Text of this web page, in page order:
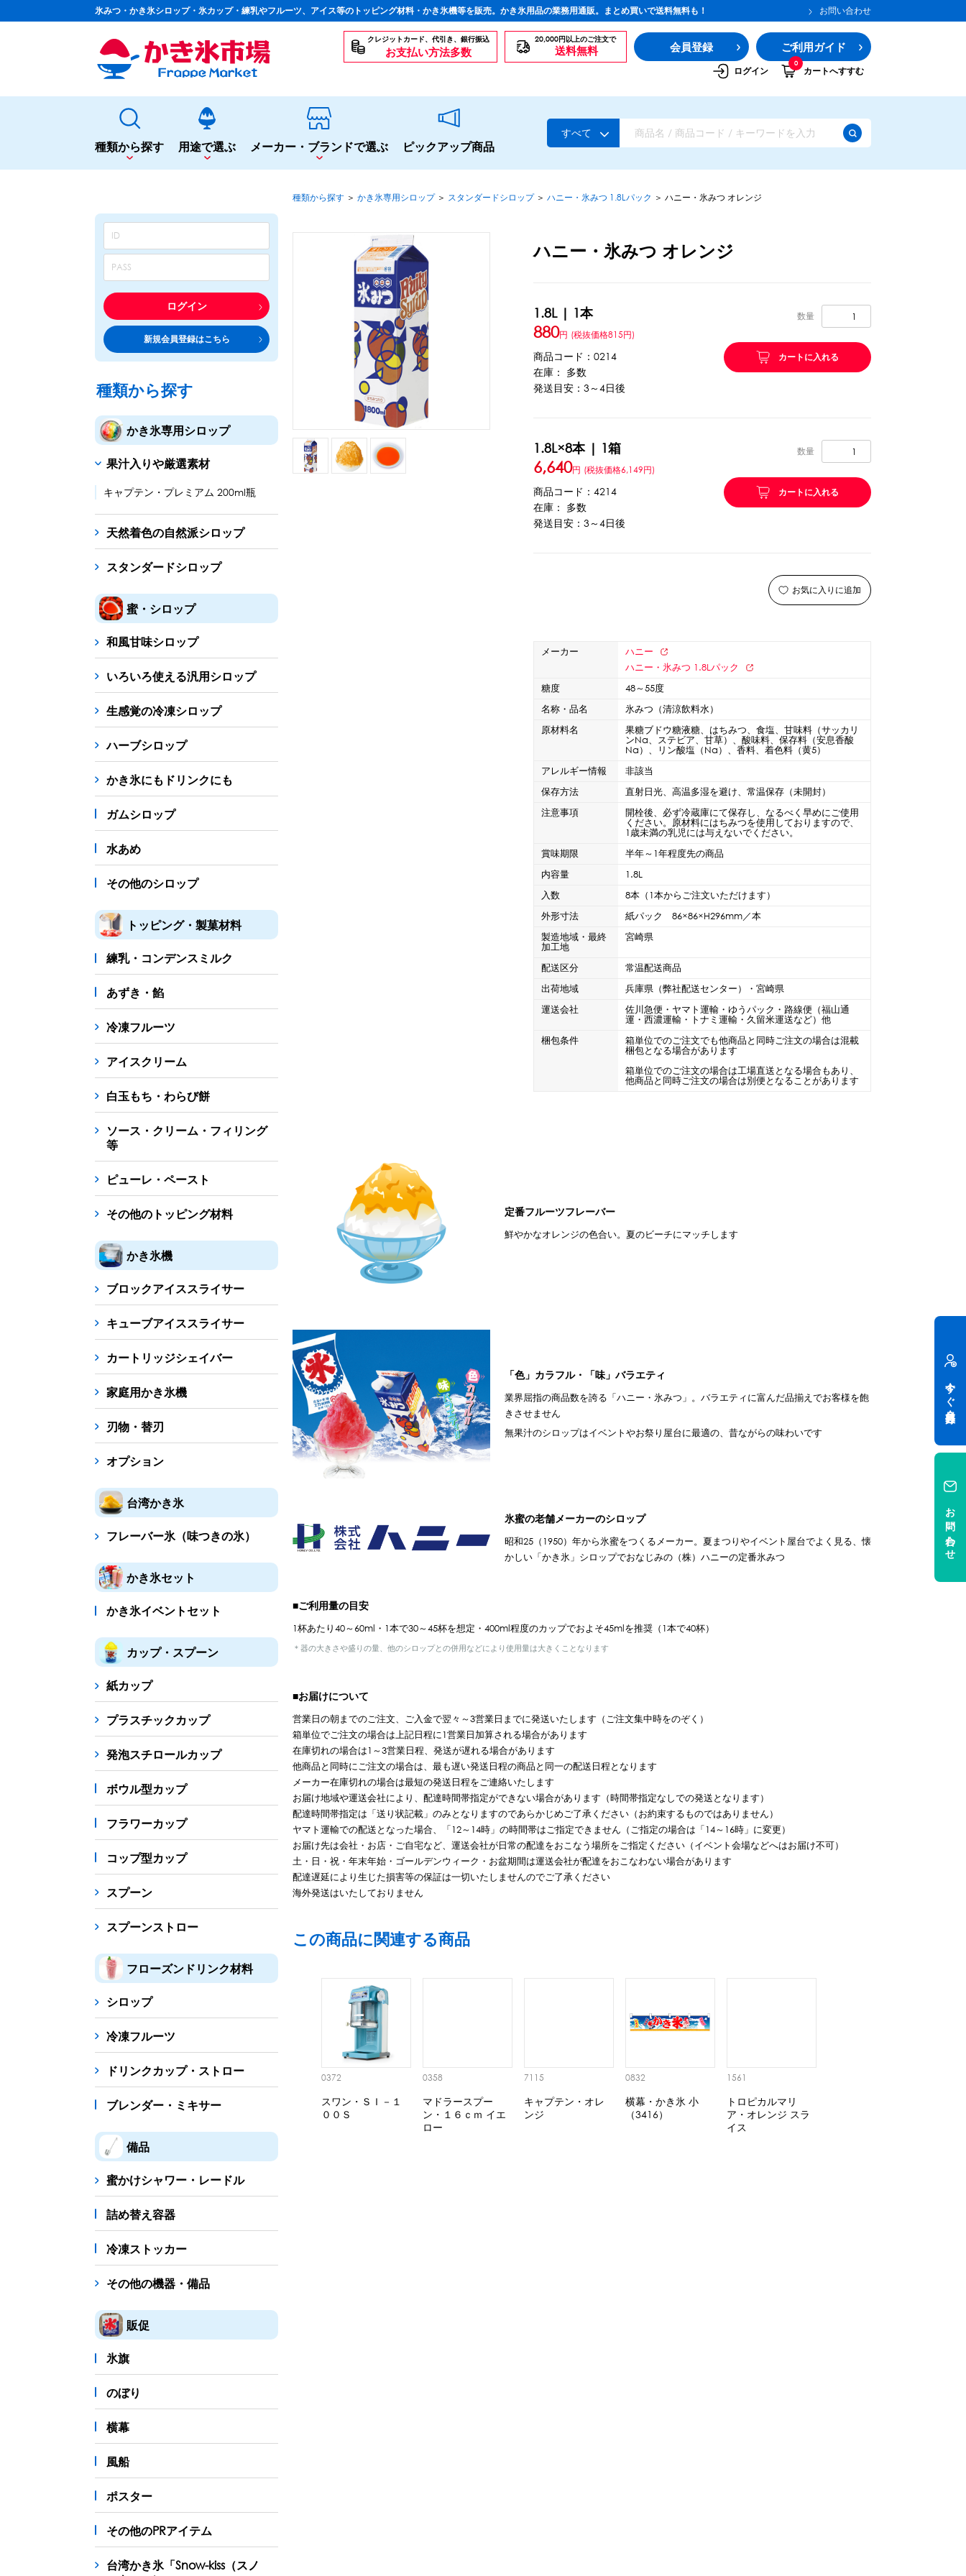
氷みつ・かき氷シロップ・氷カップ・練乳やフルーツ、アイス等のトッピング材料・かき氷機等を販売。かき氷用品の業務用通販。まとめ買いで送料無料も！ お問い合わせ
クレジットカード、代引き、銀行振込
お支払い方法多数
20,000円以上のご注文で
送料無料 会員登録 ご利用ガイド
ログイン
0
カートへすすむ
種類から探す
かき氷専用シロップ
果汁入りや厳選素材 スタンダードシロップ
蜜・シロップ
和風甘味シロップ いろいろ使える汎用シロップ 生感覚の冷凍シロップ
トッピング・製菓材料
練乳・コンデンスミルク あずき・餡 アイスクリーム ソース・クリーム・フィリング等
ピューレ・ペースト
ブロックアイススライサー キューブアイススライサー カートリッジシェイバー 家庭用かき氷機
台湾かき氷
フレーバー氷（味つきの氷）
カップ・スプーン
紙カップ プラスチックカップ 発泡スチロールカップ
フローズンドリンク材料
シロップ 冷凍フルーツ ドリンクカップ・ストロー
備品
蜜かけシャワー・レードル
販促
氷旗 のぼり 横幕 台湾かき氷「Snow-kiss（スノーキッス）」
かき氷書籍
かき氷コレクション
用途で選ぶ
夏まつりや夜店に
シロップ
飲食店のサイドメニューに
シロップ トッピング テイクアウト
専門店の副材料に
シロップ トッピング 製菓材料
ドリンクメニューに
メーカー・ブランドで選ぶ ピックアップ商品
すべて
ログイン
新規会員登録はこちら
種類から探す
かき氷専用シロップ
果汁入りや厳選素材
キャプテン・プレミアム 200ml瓶
天然着色の自然派シロップ
スタンダードシロップ
蜜・シロップ
和風甘味シロップ
いろいろ使える汎用シロップ
生感覚の冷凍シロップ
ハーブシロップ
かき氷にもドリンクにも
ガムシロップ
水あめ
その他のシロップ
トッピング・製菓材料
練乳・コンデンスミルク
あずき・餡
冷凍フルーツ
アイスクリーム
白玉もち・わらび餅
ソース・クリーム・フィリング
等
ピューレ・ペースト
その他のトッピング材料
かき氷機
ブロックアイススライサー
キューブアイススライサー
カートリッジシェイバー
家庭用かき氷機
刃物・替刃
オプション
台湾かき氷
フレーバー氷（味つきの氷）
かき氷セット
かき氷イベントセット
カップ・スプーン
紙カップ
プラスチックカップ
発泡スチロールカップ
ボウル型カップ
フラワーカップ
コップ型カップ
スプーン
スプーンストロー
フローズンドリンク材料
シロップ
冷凍フルーツ
ドリンクカップ・ストロー
ブレンダー・ミキサー
備品
蜜かけシャワー・レードル
詰め替え容器
冷凍ストッカー
その他の機器・備品
販促
氷旗
のぼり
横幕
風船
ポスター
その他のPRアイテム
台湾かき氷「Snow-kiss（スノ
種類から探す ＞ かき氷専用シロップ ＞ スタンダードシロップ ＞ ハニー・氷みつ 1.8Lパック ＞ ハニー・氷みつ オレンジ
ハニー・氷みつ オレンジ
1.8L | 1本
880円 (税抜価格815円)
商品コード：0214
在庫： 多数
発送目安：3～4日後
数量
カートに入れる
1.8L×8本 | 1箱
6,640円 (税抜価格6,149円)
商品コード：4214
在庫： 多数
発送目安：3～4日後
数量
カートに入れる
お気に入りに追加
メーカー
ハニー
ハニー・氷みつ 1.8Lパック
糖度
48～55度
名称・品名
氷みつ（清涼飲料水）
原材料名
果糖ブドウ糖液糖、はちみつ、食塩、甘味料（サッカリ
ンNa、ステビア、甘草）、酸味料、保存料（安息香酸
Na）、リン酸塩（Na）、香料、着色料（黄5）
アレルギー情報
非該当
保存方法
直射日光、高温多湿を避け、常温保存（未開封）
注意事項
開栓後、必ず冷蔵庫にて保存し、なるべく早めにご使用
ください。原材料にはちみつを使用しておりますので、
1歳未満の乳児には与えないでください。
賞味期限
半年～1年程度先の商品
内容量
1.8L
入数
8本（1本からご注文いただけます）
外形寸法
紙パック 86×86×H296mm／本
製造地域・最終
加工地
宮崎県
配送区分
常温配送商品
出荷地域
兵庫県（弊社配送センター）・宮崎県
運送会社
佐川急便・ヤマト運輸・ゆうパック・路線便（福山通
運・西濃運輸・トナミ運輸・久留米運送など）他
梱包条件
箱単位でのご注文でも他商品と同時ご注文の場合は混載
梱包となる場合があります
箱単位でのご注文の場合は工場直送となる場合もあり、
他商品と同時ご注文の場合は別便となることがあります
定番フルーツフレーバー
鮮やかなオレンジの色合い。夏のビーチにマッチします
「色」カラフル・「味」バラエティ
業界屈指の商品数を誇る「ハニー・氷みつ」。バラエティに富んだ品揃えでお客様を飽
きさせません
無果汁のシロップはイベントやお祭り屋台に最適の、昔ながらの味わいです
氷蜜の老舗メーカーのシロップ
昭和25（1950）年から氷蜜をつくるメーカー。夏まつりやイベント屋台でよく見る、懐
かしい「かき氷」シロップでおなじみの（株）ハニーの定番氷みつ
■ご利用量の目安
1杯あたり40～60ml・1本で30～45杯を想定・400ml程度のカップでおよそ45mlを推奨（1本で40杯）
＊器の大きさや盛りの量、他のシロップとの併用などにより使用量は大きくことなります
■お届けについて
営業日の朝までのご注文、ご入金で翌々～3営業日までに発送いたします（ご注文集中時をのぞく）
箱単位でご注文の場合は上記日程に1営業日加算される場合があります
在庫切れの場合は1～3営業日程、発送が遅れる場合があります
他商品と同時にご注文の場合は、最も遅い発送日程の商品と同一の配送日程となります
メーカー在庫切れの場合は最短の発送日程をご連絡いたします
お届け地域や運送会社により、配達時間帯指定ができない場合があります（時間帯指定なしでの発送となります）
配達時間帯指定は「送り状記載」のみとなりますのであらかじめご了承ください（お約束するものではありません）
ヤマト運輸での配送となった場合、「12～14時」の時間帯はご指定できません（ご指定の場合は「14～16時」に変更）
お届け先は会社・お店・ご自宅など、運送会社が日常の配達をおこなう場所をご指定ください（イベント会場などへはお届け不可）
土・日・祝・年末年始・ゴールデンウィーク・お盆期間は運送会社が配達をおこなわない場合があります
配達遅延により生じた損害等の保証は一切いたしませんのでご了承ください
海外発送はいたしておりません
この商品に関連する商品
0372
スワン・ＳＩ－１
００Ｓ
0358
マドラースプー
ン・１６ｃｍ イエ
ロー
7115
キャプテン・オレ
ンジ
0832
横幕・かき氷 小
（3416）
1561
トロピカルマリ
ア・オレンジ スラ
イス
今すぐ会員登録
お問い合わせ